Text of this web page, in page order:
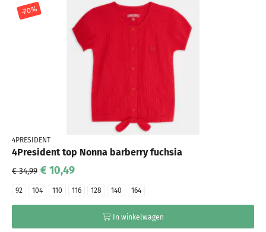
-70%
4PRESIDENT
4President top Nonna barberry fuchsia
€ 34,99 € 10,49
92 104 110 116 128 140 164
In winkelwagen